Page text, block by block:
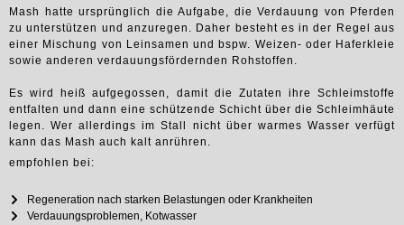
Mash hatte ursprünglich die Aufgabe, die Verdauung von Pferden
zu unterstützen und anzuregen. Daher besteht es in der Regel aus
einer Mischung von Leinsamen und bspw. Weizen- oder Haferkleie
sowie anderen verdauungsfördernden Rohstoffen.
Es wird heiß aufgegossen, damit die Zutaten ihre Schleimstoffe
entfalten und dann eine schützende Schicht über die Schleimhäute
legen. Wer allerdings im Stall nicht über warmes Wasser verfügt
kann das Mash auch kalt anrühren.
empfohlen bei:
Regeneration nach starken Belastungen oder Krankheiten
Verdauungsproblemen, Kotwasser